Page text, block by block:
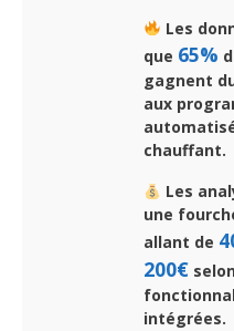
Les
que 65%
gagnent
aux
chauffant.
Les
une
allant de
200€
intégrées.